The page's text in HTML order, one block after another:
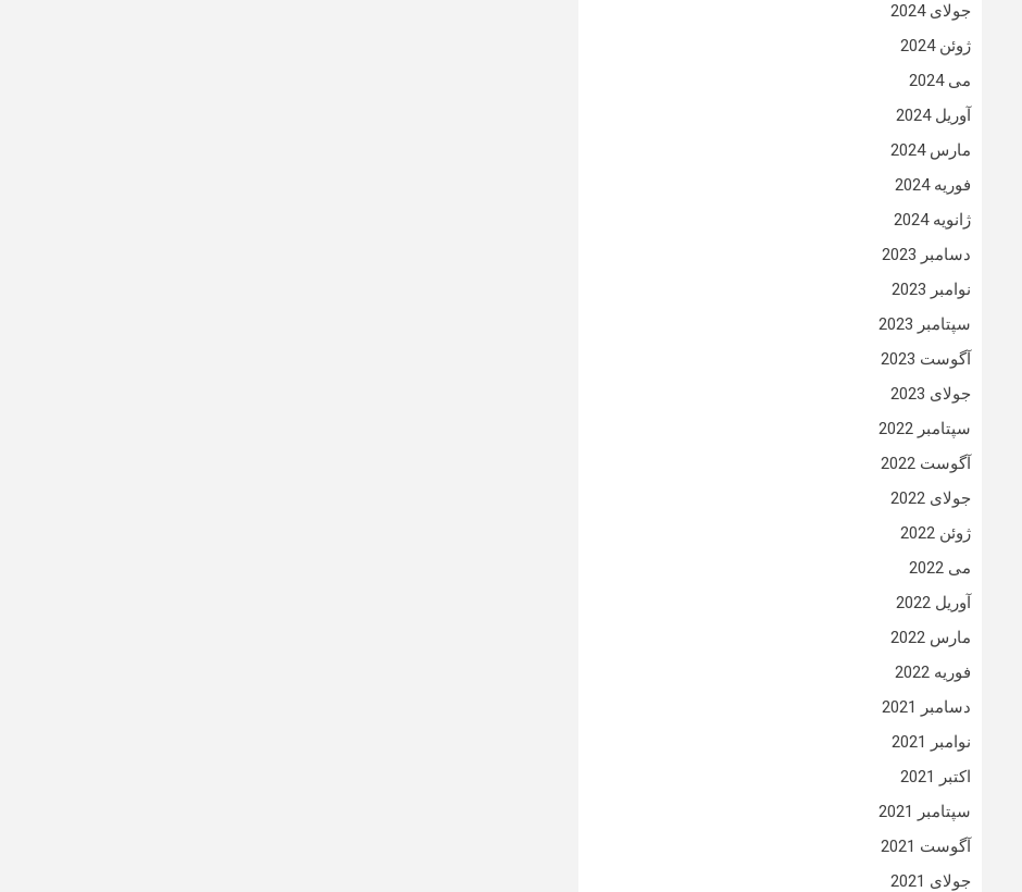
جولای 2024
ژوئن 2024
می 2024
آوریل 2024
مارس 2024
فوریه 2024
ژانویه 2024
دسامبر 2023
نوامبر 2023
سپتامبر 2023
آگوست 2023
جولای 2023
سپتامبر 2022
آگوست 2022
جولای 2022
ژوئن 2022
می 2022
آوریل 2022
مارس 2022
فوریه 2022
دسامبر 2021
نوامبر 2021
اکتبر 2021
سپتامبر 2021
آگوست 2021
جولای 2021